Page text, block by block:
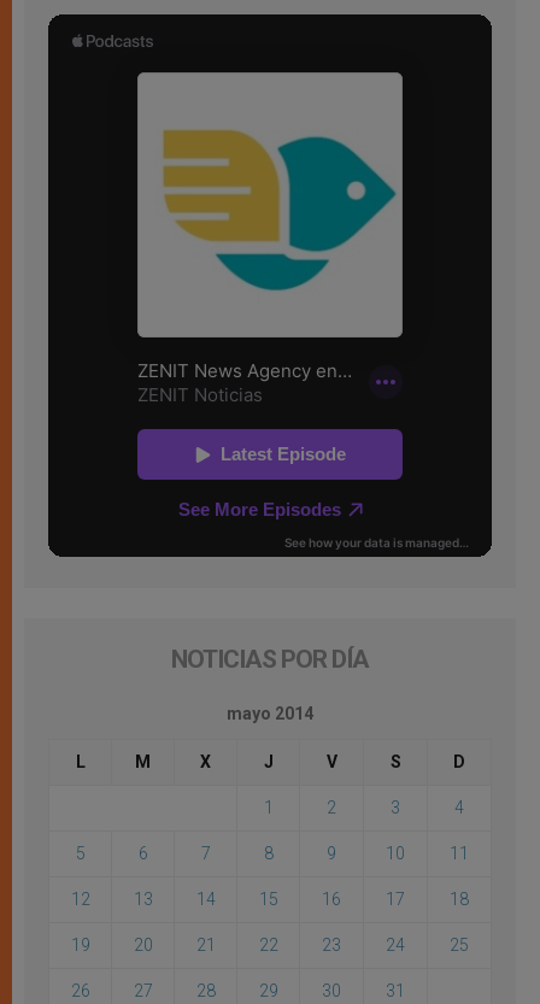
NOTICIAS POR DÍA
mayo 2014
L M X J V S D
1 2 3 4
5 6 7 8 9 10 11
12 13 14 15 16 17 18
19 20 21 22 23 24 25
26 27 28 29 30 31